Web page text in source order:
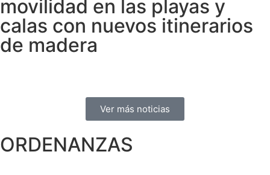
movilidad en las playas y
calas con nuevos itinerarios
de madera
Ver más noticias
ORDENANZAS